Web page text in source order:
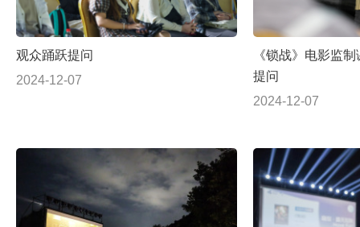
观众踊跃提问
2024-12-07
《锁战》电影监
提问
2024-12-07